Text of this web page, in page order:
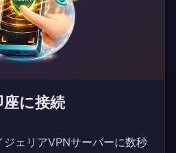
に接続
ジェリアVPNサーバーに数秒